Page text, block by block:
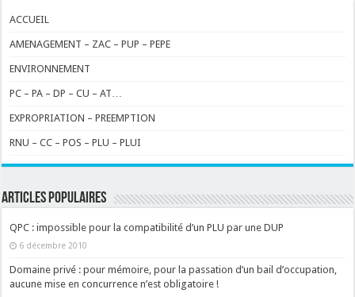
ACCUEIL
AMENAGEMENT – ZAC – PUP – PEPE
ENVIRONNEMENT
PC – PA – DP – CU – AT…
EXPROPRIATION – PREEMPTION
RNU – CC – POS – PLU – PLUI
ARTICLES POPULAIRES
QPC : impossible pour la compatibilité d’un PLU par une DUP
6 décembre 2010
Domaine privé : pour mémoire, pour la passation d’un bail d’occupation,
aucune mise en concurrence n’est obligatoire !